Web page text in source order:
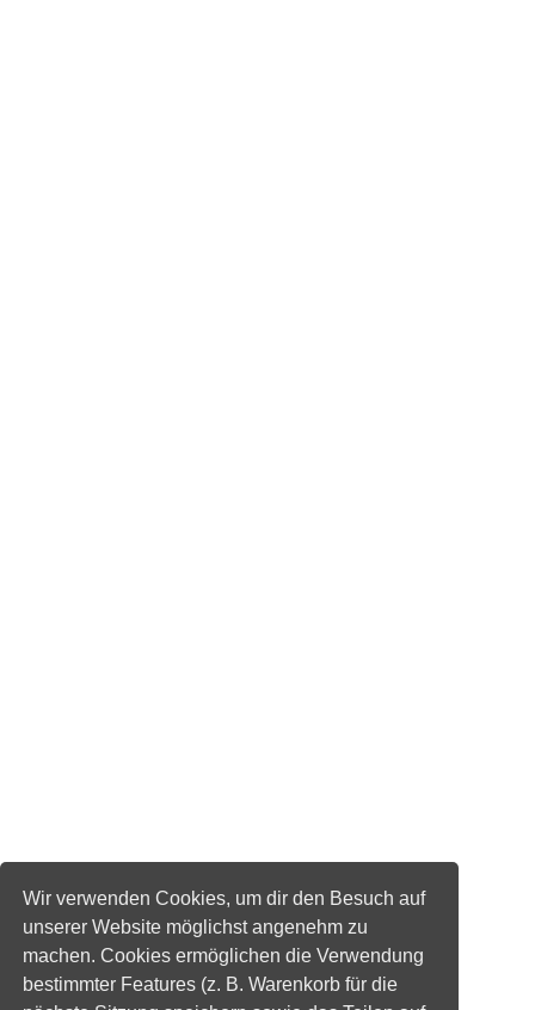
Wir verwenden Cookies, um dir den Besuch auf
unserer Website möglichst angenehm zu
machen. Cookies ermöglichen die Verwendung
bestimmter Features (z. B. Warenkorb für die